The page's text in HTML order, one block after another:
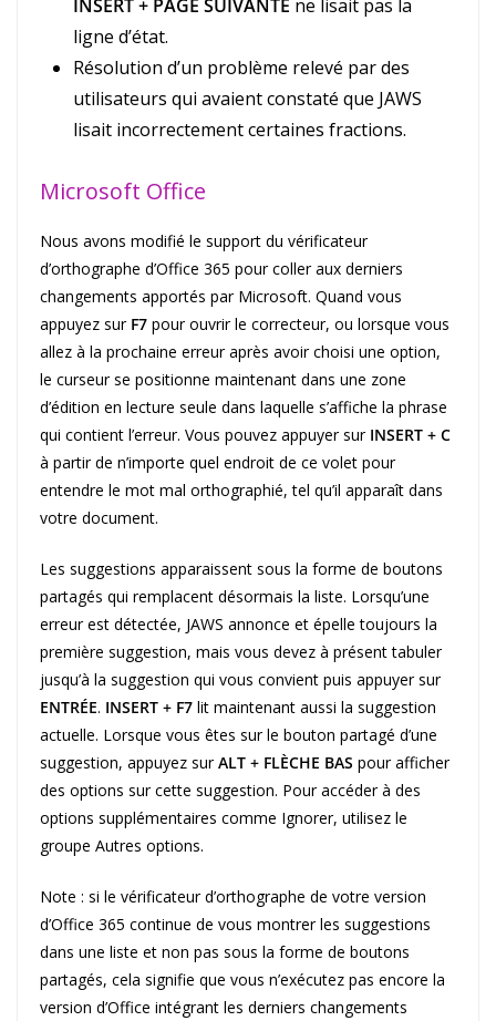
INSERT + PAGE SUIVANTE ne lisait pas la
ligne d’état.
Résolution d’un problème relevé par des
utilisateurs qui avaient constaté que JAWS
lisait incorrectement certaines fractions.
Microsoft Office
Nous avons modifié le support du vérificateur
d’orthographe d’Office 365 pour coller aux derniers
changements apportés par Microsoft. Quand vous
appuyez sur F7 pour ouvrir le correcteur, ou lorsque vous
allez à la prochaine erreur après avoir choisi une option,
le curseur se positionne maintenant dans une zone
d’édition en lecture seule dans laquelle s’affiche la phrase
qui contient l’erreur. Vous pouvez appuyer sur INSERT + C
à partir de n’importe quel endroit de ce volet pour
entendre le mot mal orthographié, tel qu’il apparaît dans
votre document.
Les suggestions apparaissent sous la forme de boutons
partagés qui remplacent désormais la liste. Lorsqu’une
erreur est détectée, JAWS annonce et épelle toujours la
première suggestion, mais vous devez à présent tabuler
jusqu’à la suggestion qui vous convient puis appuyer sur
ENTRÉE. INSERT + F7 lit maintenant aussi la suggestion
actuelle. Lorsque vous êtes sur le bouton partagé d’une
suggestion, appuyez surALT + FLÈCHE BAS pour afficher
des options sur cette suggestion. Pour accéder à des
options supplémentaires comme Ignorer, utilisez le
groupe Autres options.
Note : si le vérificateur d’orthographe de votre version
d’Office 365 continue de vous montrer les suggestions
dans une liste et non pas sous la forme de boutons
partagés, cela signifie que vous n’exécutez pas encore la
version d’Office intégrant les derniers changements